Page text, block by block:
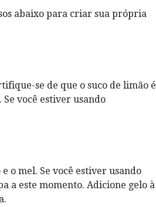
abaixo para criar sua própria
se de que o suco de limão é
você estiver usando
o mel. Se você estiver usando
a este momento. Adicione gelo à